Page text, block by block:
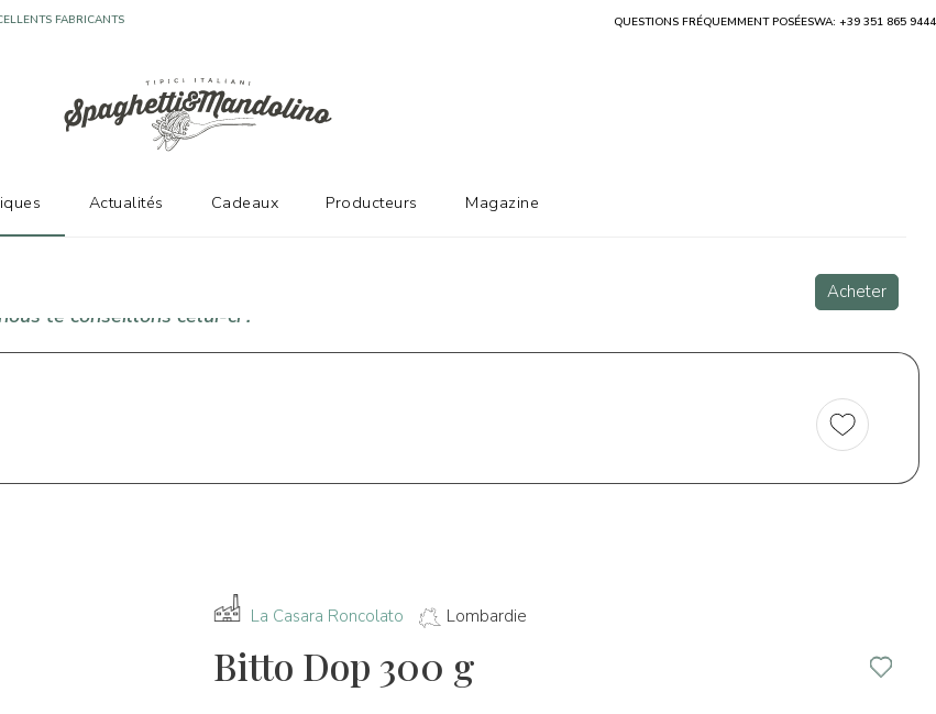
Acheter
te conseillons celui-ci !
La Casara Roncolato Lombardie
Bitto Dop 300 g
FABRICANTS QUESTIONS FRÉQUEMMENT POSÉESWA: +39 351 865 9444
Actualités Cadeaux Producteurs Magazine